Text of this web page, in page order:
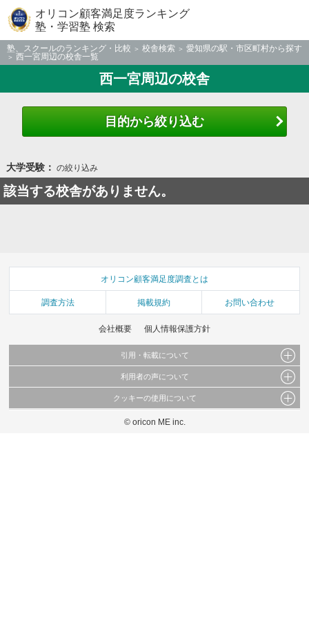
オリコン顧客満足度ランキング
塾・学習塾 検索
塾、スクールのランキング・比較 校舎検索
愛知県の駅・市区町村から探す
西一宮周辺の校舎一覧
西一宮周辺の校舎
目的から絞り込む
大学受験： の絞り込み
該当する校舎がありません。
オリコン顧客満足度調査とは
調査方法 掲載規約 お問い合わせ
会社概要 個人情報保護方針
引用・転載について
当サイトで公開されている情報（文字、写真、イラスト、画像データ等）及びこれらの配
これらの情報を権利者の許可なく無断転載・複製などの二次利用を行うことは固く禁じて
利用者の声について
当サイトに掲載している内容はすべてサービスの利用者が提出された見解・感想です。
弊社の見解・ 意見ではないことをご理解いただいた上でご覧ください。
クッキーの使用について
このサイトでは Cookie を使用して、ユーザーに合わせたコンテンツや広告の表示、ソー
© oricon ME inc.